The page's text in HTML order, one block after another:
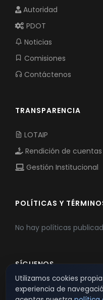
Procesos de
Ejecución
Obras y proyectos
Autoridad
PDOT
Noticias
Comisiones
Contáctenos
TRANSPARENCIA
LOTAIP
Rendición de cuentas
Gestión Institucional
POLÍTICAS Y
No hay políticas
SÍGUENOS
Utilizamos cookies
experiencia de